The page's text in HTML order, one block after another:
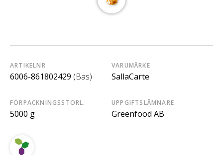
ARTIKELNR
6006-861802429 (Bas)
VARUMÄRKE
SallaCarte
FÖRPACKNINGSSTORL.
5000 g
UPPGIFTSLÄMNARE
Greenfood AB